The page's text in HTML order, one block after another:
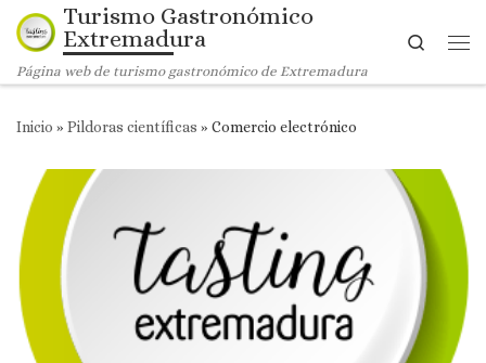
Saltar al contenido
Turismo Gastronómico
Extremadura
Página web de turismo gastronómico de Extremadura
Search
Inicio » Pildoras científicas » Comercio electrónico